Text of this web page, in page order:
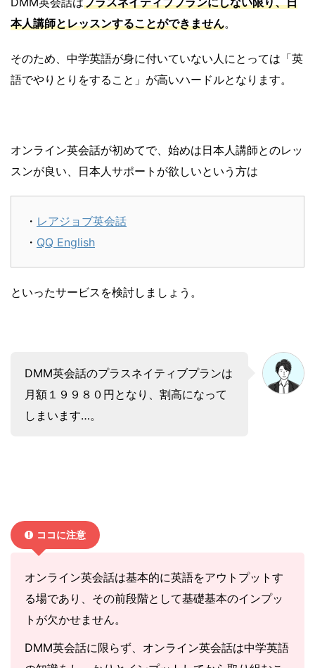
本人講師とレッスンすることができません。
そのため、中学英語が身に付いていない人にとっては「英
語でやりとりをすること」が高いハードルとなります。
オンライン英会話が初めてで、始めは日本人講師とのレッ
スンが良い、日本人サポートが欲しいという方は
・ レアジョブ英会話
・ QQ English
といったサービスを検討しましょう。
DMM英会話のプラスネイティブプランは
月額１９９８０円となり、割高になって
しまいます…。
ココに注意
オンライン英会話は基本的に英語をアウトプットす
る場であり、その前段階として基礎基本のインプッ
トが欠かせません。
DMM英会話に限らず、オンライン英会話は中学英語